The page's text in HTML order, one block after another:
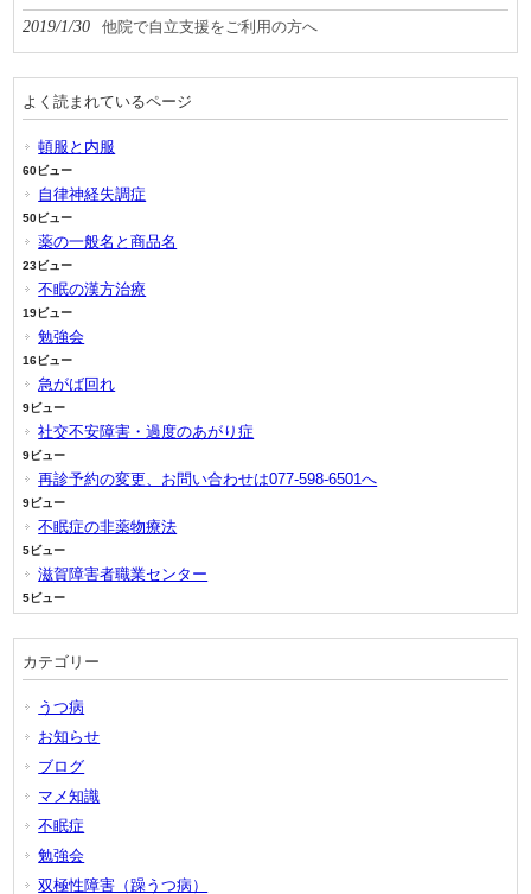
2019/1/30 他院で自立支援をご利用の方へ
よく読まれているページ
頓服と内服
60ビュー
自律神経失調症
50ビュー
薬の一般名と商品名
23ビュー
不眠の漢方治療
19ビュー
勉強会
16ビュー
急がば回れ
9ビュー
社交不安障害・過度のあがり症
9ビュー
再診予約の変更、お問い合わせは077-598-6501へ
9ビュー
不眠症の非薬物療法
5ビュー
滋賀障害者職業センター
5ビュー
カテゴリー
うつ病
お知らせ
ブログ
マメ知識
不眠症
勉強会
双極性障害（躁うつ病）